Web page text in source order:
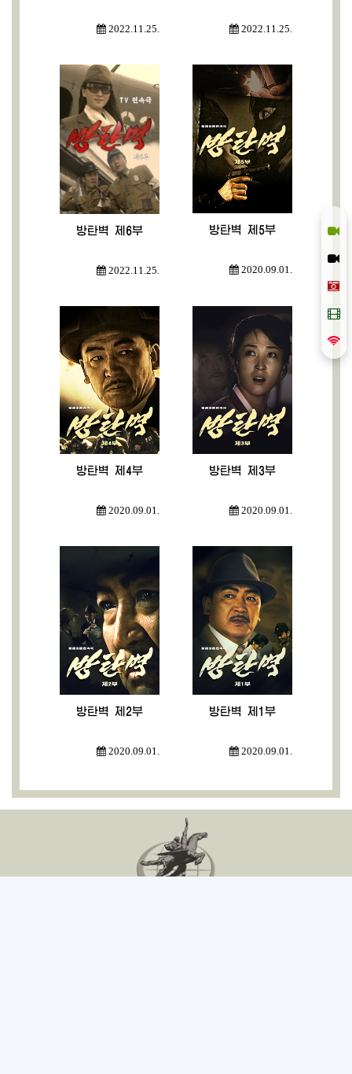
2022.11.25. 2022.11.25.
방탄벽 제6부
2022.11.25.
방탄벽 제5부
2020.09.01.
방탄벽 제4부
2020.09.01.
방탄벽 제3부
2020.09.01.
방탄벽 제2부
2020.09.01.
방탄벽 제1부
2020.09.01.